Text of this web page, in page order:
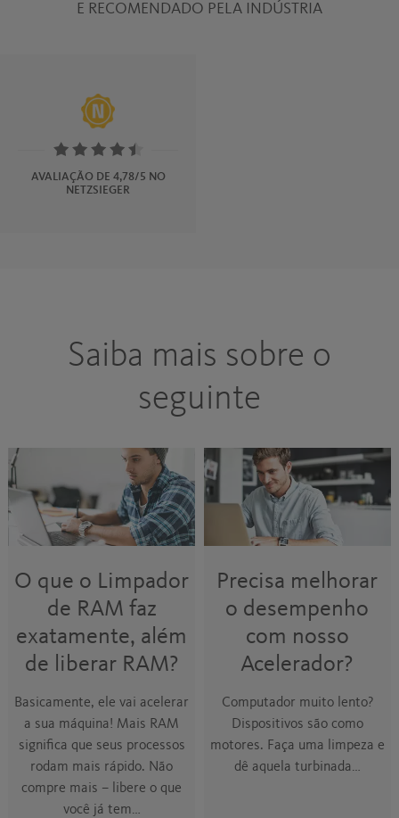
E RECOMENDADO PELA INDÚSTRIA
Rating:
4.5
AVALIAÇÃO DE 4,78/5 NO
NETZSIEGER
Saiba mais sobre o
seguinte
O que o Limpador
de RAM faz
exatamente, além
de liberar RAM?
Basicamente, ele vai acelerar
a sua máquina! Mais RAM
significa que seus processos
rodam mais rápido. Não
compre mais – libere o que
você já tem…
Precisa melhorar
o desempenho
com nosso
Acelerador?
Computador muito lento?
Dispositivos são como
motores. Faça uma limpeza e
dê aquela turbinada…